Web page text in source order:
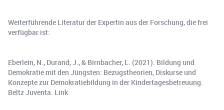
Weiterführende Literatur der Expertin aus der Forschung, die frei
verfügbar ist:
Eberlein, N., Durand, J., & Birnbacher, L. (2021). Bildung und
Demokratie mit den Jüngsten: Bezugstheorien, Diskurse und
Konzepte zur Demokratiebildung in der Kindertagesbetreuung.
Beltz Juventa. Link